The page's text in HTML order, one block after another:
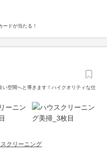
ドが当たる！
い空間へと導きます！ハイクオリティな仕
クリーニング